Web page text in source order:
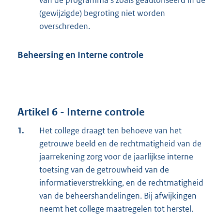
(gewijzigde) begroting niet worden
overschreden.
Beheersing en Interne controle
Artikel 6 - Interne controle
1.
Het college draagt ten behoeve van het
getrouwe beeld en de rechtmatigheid van de
jaarrekening zorg voor de jaarlijkse interne
toetsing van de getrouwheid van de
informatieverstrekking, en de rechtmatigheid
van de beheershandelingen. Bij afwijkingen
neemt het college maatregelen tot herstel.